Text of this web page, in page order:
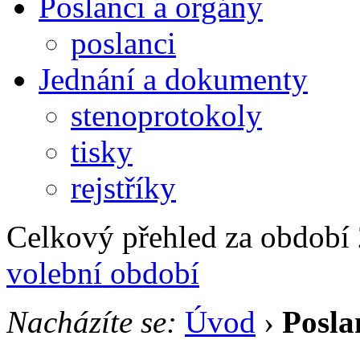
poslanci
Jednání a dokumenty
stenoprotokoly
tisky
rejstříky
Celkový přehled za
volební období
Nacházíte se: Úvod ›